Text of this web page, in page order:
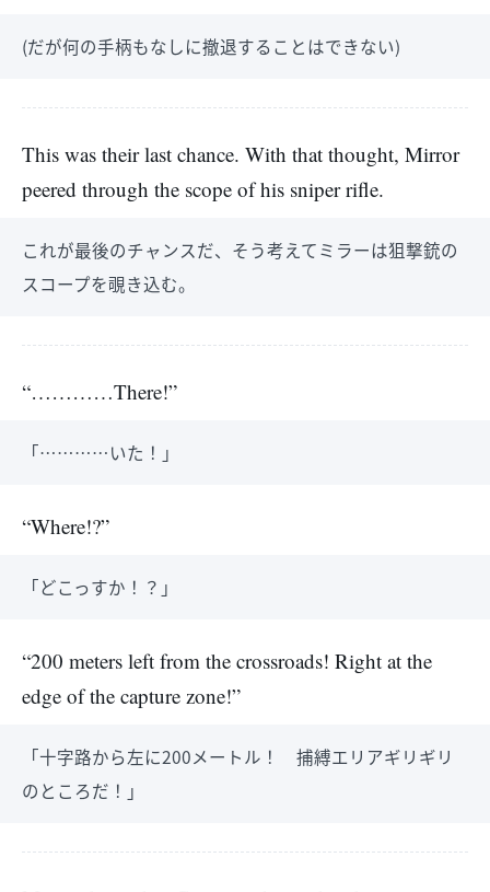
(だが何の手柄もなしに撤退することはできない)
This was their last chance. With that thought, Mirror
peered through the scope of his sniper rifle.
これが最後のチャンスだ、そう考えてミラーは狙撃銃の
スコープを覗き込む。
“…………There!”
「…………いた！」
“Where!?”
「どこっすか！？」
“200 meters left from the crossroads! Right at the
edge of the capture zone!”
「十字路から左に200メートル！ 捕縛エリアギリギリ
のところだ！」